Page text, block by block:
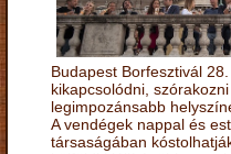
Budapest Borfesztivál
kikapcsolódni,
legimpozánsabb
A vendégek nappal és
társaságában